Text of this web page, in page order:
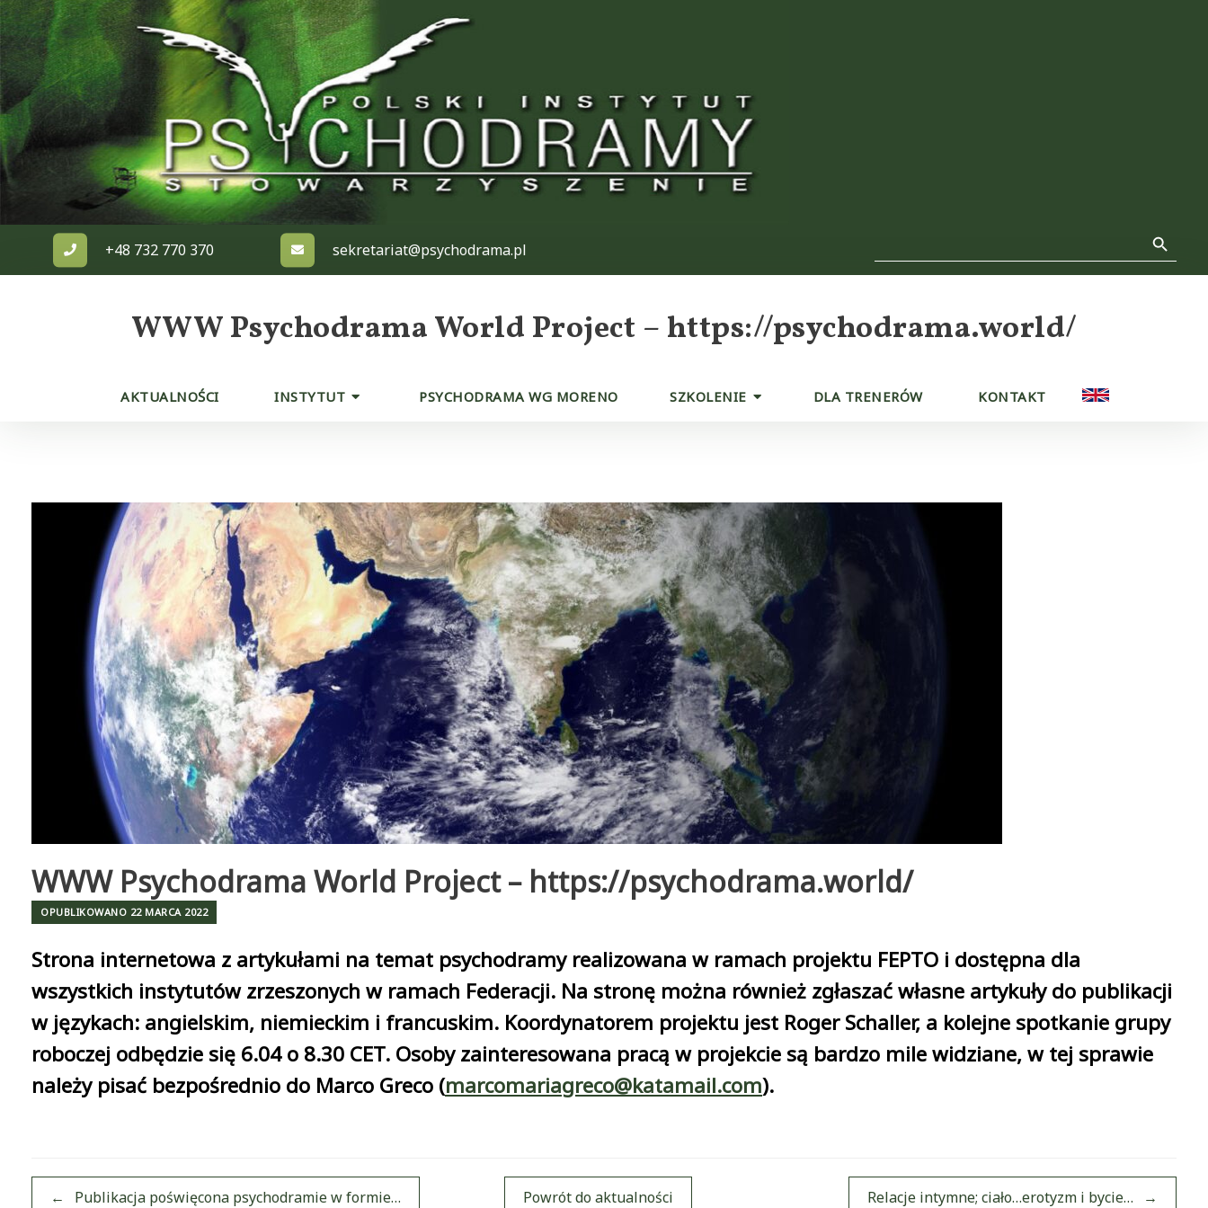
Skip
to
content
+48 732 770 370 sekretariat@psychodrama.pl
WWW Psychodrama World Project – https://psychodrama.world/
AKTUALNOŚCI INSTYTUT PSYCHODRAMA WG MORENO SZKOLENIE DLA TRENERÓW KONTAKT
WWW Psychodrama World Project – https://psychodrama.world/
OPUBLIKOWANO 22 MARCA 2022
Strona internetowa z artykułami na temat psychodramy realizowana w ramach projektu FEPTO i dostępna dla
wszystkich instytutów zrzeszonych w ramach Federacji. Na stronę można również zgłaszać własne artykuły do publikacji
w językach: angielskim, niemieckim i francuskim. Koordynatorem projektu jest Roger Schaller, a kolejne spotkanie grupy
roboczej odbędzie się 6.04 o 8.30 CET. Osoby zainteresowana pracą w projekcie są bardzo mile widziane, w tej sprawie
należy pisać bezpośrednio do Marco Greco (marcomariagreco@katamail.com).
← Publikacja poświęcona psychodramie w formie… Powrót do aktualności Relacje intymne; ciało…erotyzm i bycie… →